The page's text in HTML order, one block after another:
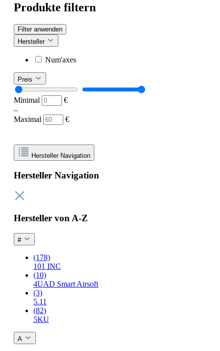
Produkte filtern
Filter anwenden
Hersteller
Num'axes
Preis
Minimal
€
–
Maximal
€
Hersteller Navigation
Hersteller Navigation
Hersteller von A-Z
#
(178)
101 INC
(10)
4UAD Smart Airsoft
(3)
5.11
(82)
5KU
A